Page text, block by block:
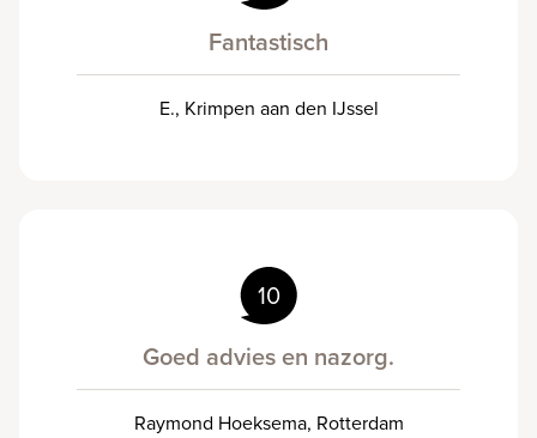
Fantastisch
E., Krimpen aan den IJssel
10
Goed advies en nazorg.
Raymond Hoeksema, Rotterdam